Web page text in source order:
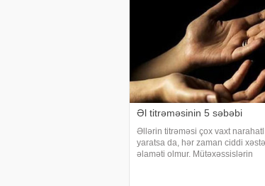
Əl titrəməsinin 5 səbəbi
Əllərin titrəməsi çox vaxt
yaratsa da, hər zaman ciddi
əlaməti olmur. Mütəxəssislərin